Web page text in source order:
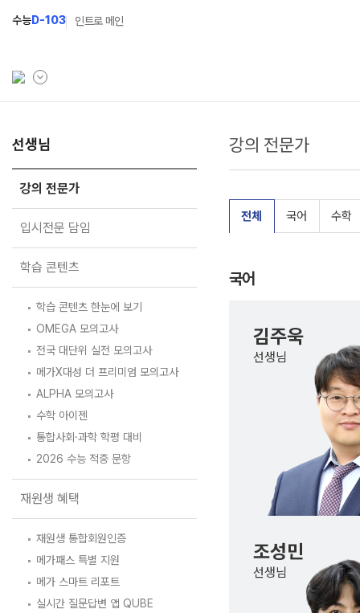
수능D-103 인트로 메인
학원소개
학원안내
연간학사일정
캠퍼스생활
주간식단표
학원시설
오시는길
주변학사
공지사항
방문상담 예약
고객센터
온라인 상담
자주 묻는 질문
재원생 온라인 결제 안내
단과 온라인 결제 안내
마이페이지 안내
N Class
2027 반수반
2028 N수 얼리버드반
2027 지역의사제 특별반
2027 N수 정규반
Fit
선생님
강의 전문가
입시전문 담임
학습 콘텐츠
학습 콘텐츠 한눈에 보기
OMEGA 모의고사
전국 대단위 실전 모의고사
메가X대성 더 프리미엄 모의고사
ALPHA 모의고사
수학 아이젠
통합사회·과학 학평 대비
2026 수능 적중 문항
재원생 혜택
재원생 통합회원인증
메가패스 특별 지원
메가 스마트 리포트
실시간 질문답변 앱 QUBE
강의 전문가
전체 국어 수학
국어
김주욱
선생님
조성민
선생님